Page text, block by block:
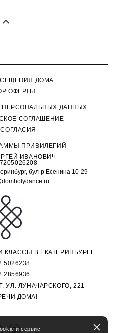
ДОМА
ОФЕРТЫ
ПЕРСОНАЛЬНЫХ ДАННЫХ
СОГЛАШЕНИЕ
ПРИВИЛЕГИЙ
ИВАНОВИЧ
бул-р Есенина 10-29
КЛАССЫ В ЕКАТЕРИНБУРГЕ
5026238
2856936
УЛ. ЛУНАЧАРСКОГО, 221
ДОМА!
и сервис